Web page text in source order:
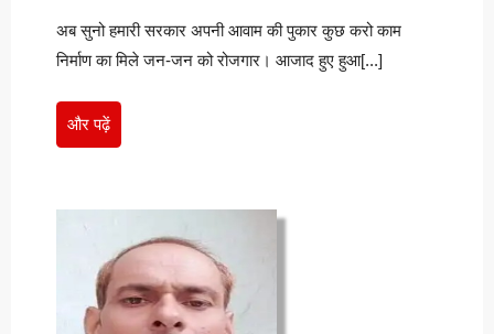
कुमारी
“काव्याकृति”
अब सुनो हमारी सरकार अपनी आवाम की पुकार कुछ करो काम
निर्माण का मिले जन-जन को रोजगार। आजाद हुए हुआ[...]
और पढ़ेंऔर
पढ़ें